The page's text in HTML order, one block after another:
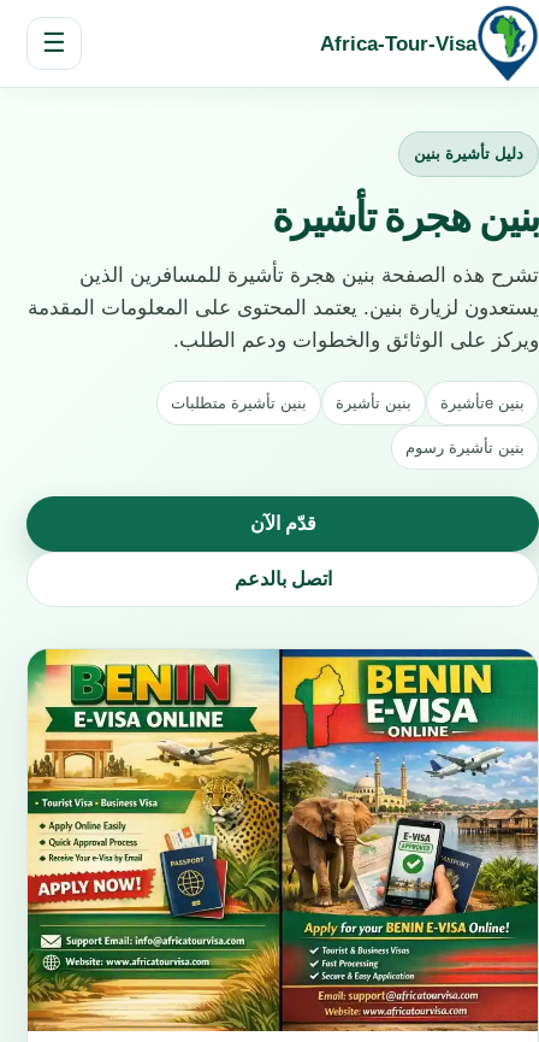
Africa-Tour-Visa
☰
دليل تأشيرة بنين
بنين هجرة تأشيرة
تشرح هذه الصفحة بنين هجرة تأشيرة للمسافرين الذين
يستعدون لزيارة بنين. يعتمد المحتوى على المعلومات المقدمة
ويركز على الوثائق والخطوات ودعم الطلب.
بنين eتأشيرة بنين تأشيرة بنين تأشيرة متطلبات
بنين تأشيرة رسوم
قدّم الآن
اتصل بالدعم